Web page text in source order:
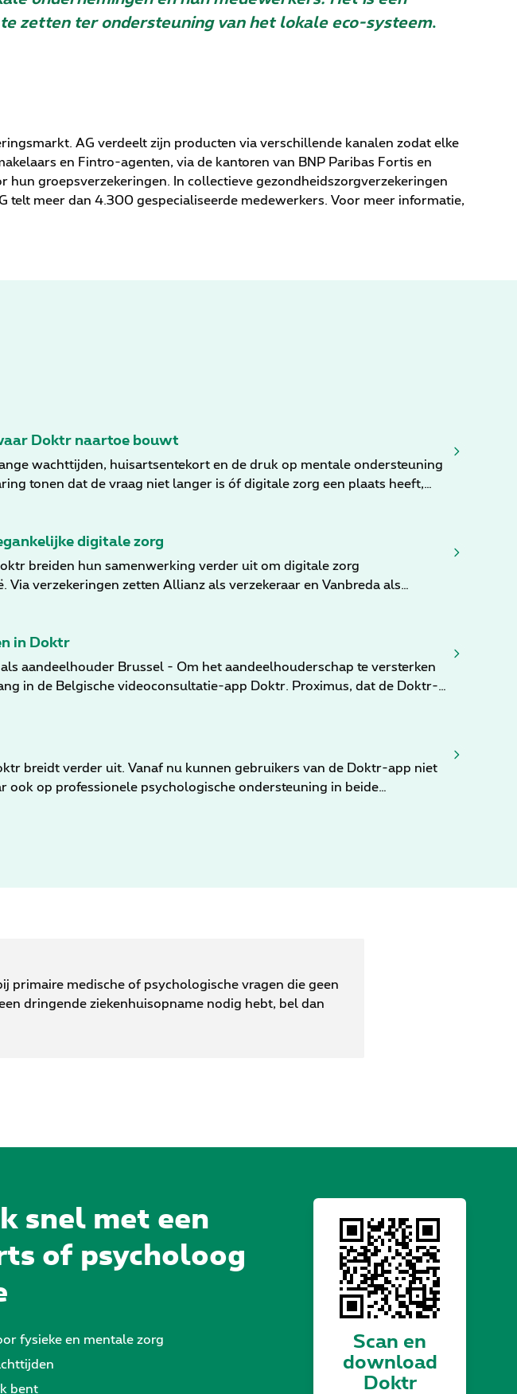
zetten ter ondersteuning van het lokale eco-systeem.
AG verdeelt zijn producten via verschillende kanalen zodat elke
en Fintro-agenten, via de kantoren van BNP Paribas Fortis en
groepsverzekeringen. In collectieve gezondheidszorgverzekeringen
telt meer dan 4.300 gespecialiseerde medewerkers. Voor meer informatie,
Doktr naartoe bouwt
wachttijden, huisartsentekort en de druk op mentale ondersteuning
tonen dat de vraag niet langer is óf digitale zorg een plaats heeft,
zorg in België.
digitale zorg
breiden hun samenwerking verder uit om digitale zorg
verzekeringen zetten Allianz als verzekeraar en Vanbreda als
in Doktr
aandeelhouder Brussel - Om het aandeelhouderschap te versterken
in de Belgische videoconsultatie-app Doktr. Proximus, dat de Doktr-
geloven in en investeren in de ontwikkeling van een hybride
wordt voorgelegd aan de bevoegde regelgevende instanties, wordt
breidt verder uit. Vanaf nu kunnen gebruikers van de Doktr-app niet
ook op professionele psychologische ondersteuning in beide
primaire medische of psychologische vragen die geen
dringende ziekenhuisopname nodig hebt, bel dan
snel met een
of psycholoog
fysieke en mentale zorg
bent
Scan en
download
Doktr